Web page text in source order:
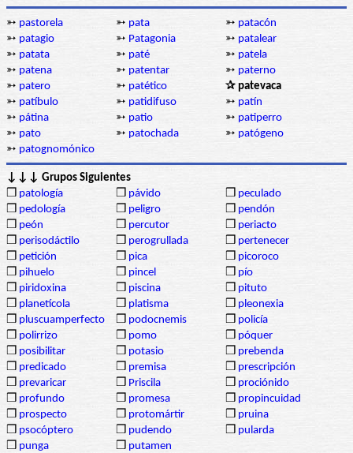
➳ pastorela ➳ pata ➳ patacón
➳ patagio ➳ Patagonia ➳ patalear
➳ patata ➳ paté ➳ patela
➳ patena ➳ patentar ➳ paterno
➳ patero ➳ patético
✰ patevaca
➳ patíbulo ➳ patidifuso ➳ patín
➳ pátina ➳ patio ➳ patiperro
➳ pato ➳ patochada ➳ patógeno
➳ patognomónico
↓↓↓ Grupos Siguientes
❒ patología ❒ pávido ❒ peculado
❒ pedología ❒ peligro ❒ pendón
❒ peón ❒ percutor ❒ periacto
❒ perisodáctilo ❒ perogrullada ❒ pertenecer
❒ petición ❒ pica ❒ picoroco
❒ pihuelo ❒ pincel ❒ pío
❒ piridoxina ❒ piscina ❒ pituto
❒ planetícola ❒ platisma ❒ pleonexia
❒ pluscuamperfecto ❒ podocnemis ❒ policía
❒ polirrizo ❒ pomo ❒ póquer
❒ posibilitar ❒ potasio ❒ prebenda
❒ predicado ❒ premisa ❒ prescripción
❒ prevaricar ❒ Priscila ❒ prociónido
❒ profundo ❒ promesa ❒ propincuidad
❒ prospecto ❒ protomártir ❒ pruina
❒ psocóptero ❒ pudendo ❒ pularda
❒ punga ❒ putamen